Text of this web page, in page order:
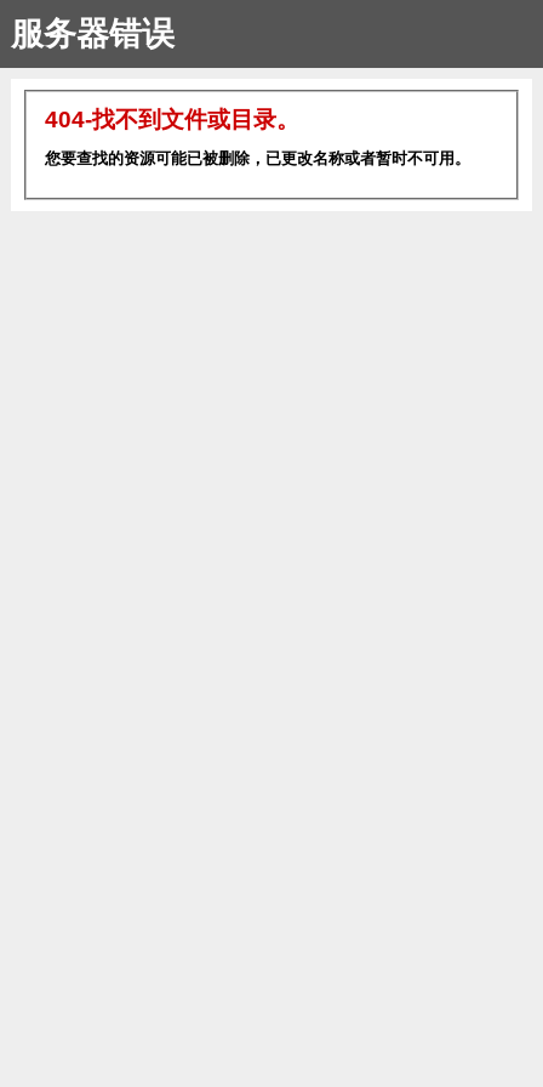
服务器错误
404-找不到文件或目录。
您要查找的资源可能已被删除，已更改名称或者暂时不可用。